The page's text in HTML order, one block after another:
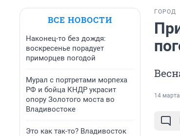
ВСЕ НОВОСТИ
Наконец-то без дождя:
воскресенье порадует
приморцев погодой
Мурал с портретами морпеха
РФ и бойца КНДР украсит
опору Золотого моста во
Владивостоке
Это как так-то? Владивосток
ГОРОД
14